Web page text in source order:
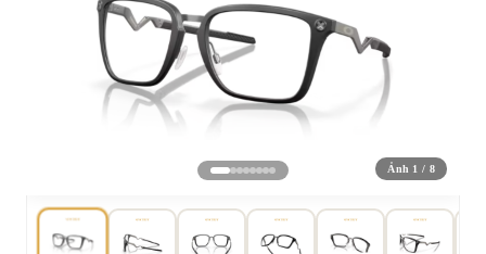
Tìm theo tên, mã gọng, thương hiệu…
Tìm kiếm
Ảnh 1 / 8